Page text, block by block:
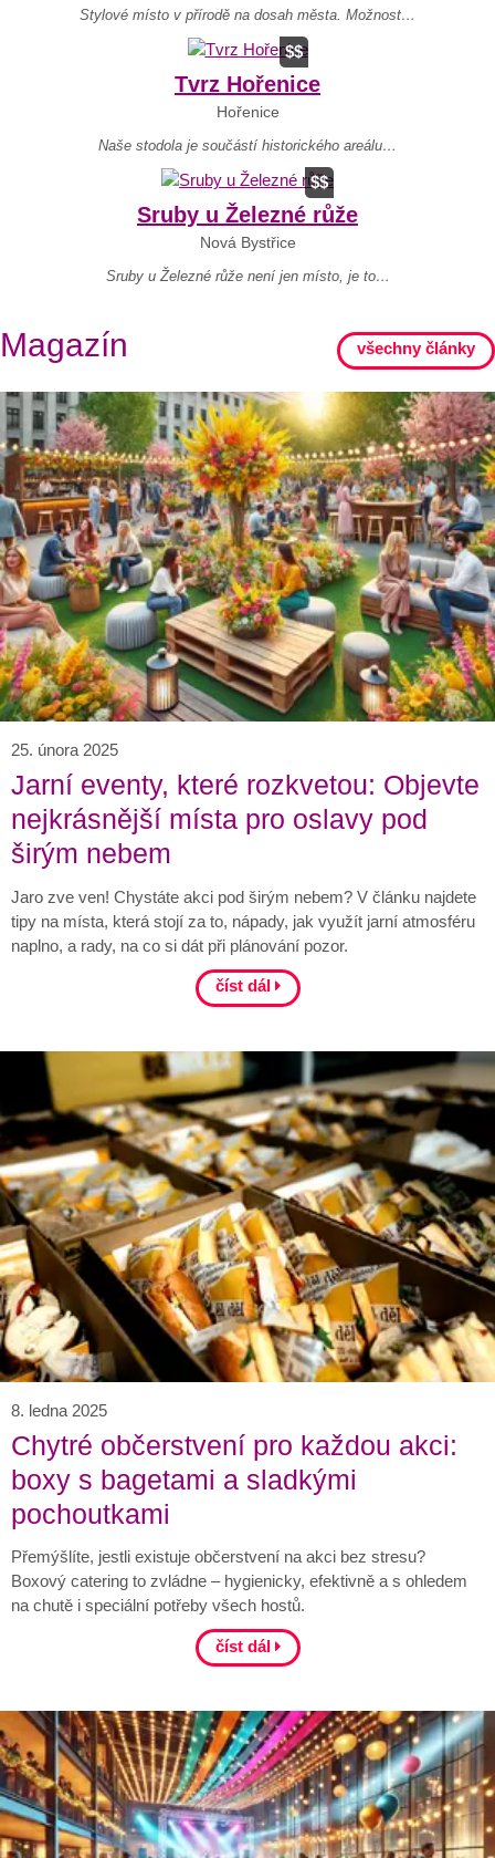
Stylové místo v přírodě na dosah města. Možnost…
$$
Tvrz Hořenice
Hořenice
Naše stodola je součástí historického areálu…
$$
Sruby u Železné růže
Nová Bystřice
Sruby u Železné růže není jen místo, je to…
Nejlépe hodnocené objekty
Naposledy hodnocené objekty
Magazín všechny články
25. února 2025
Jarní eventy, které rozkvetou: Objevte
nejkrásnější místa pro oslavy pod
širým nebem
Jaro zve ven! Chystáte akci pod širým nebem? V článku najdete
tipy na místa, která stojí za to, nápady, jak využít jarní atmosféru
naplno, a rady, na co si dát při plánování pozor.
číst dál
8. ledna 2025
Chytré občerstvení pro každou akci:
boxy s bagetami a sladkými
pochoutkami
Přemýšlíte, jestli existuje občerstvení na akci bez stresu?
Boxový catering to zvládne – hygienicky, efektivně a s ohledem
na chutě i speciální potřeby všech hostů.
číst dál